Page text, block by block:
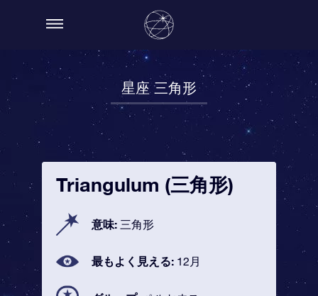
星座 三角形
Triangulum (三角形)
意味: 三角形
最もよく見える: 12月